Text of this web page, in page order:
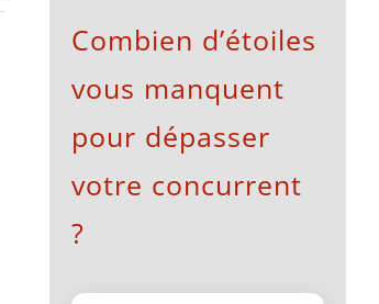
Combien d’étoiles
vous manquent
pour dépasser
votre concurrent
?